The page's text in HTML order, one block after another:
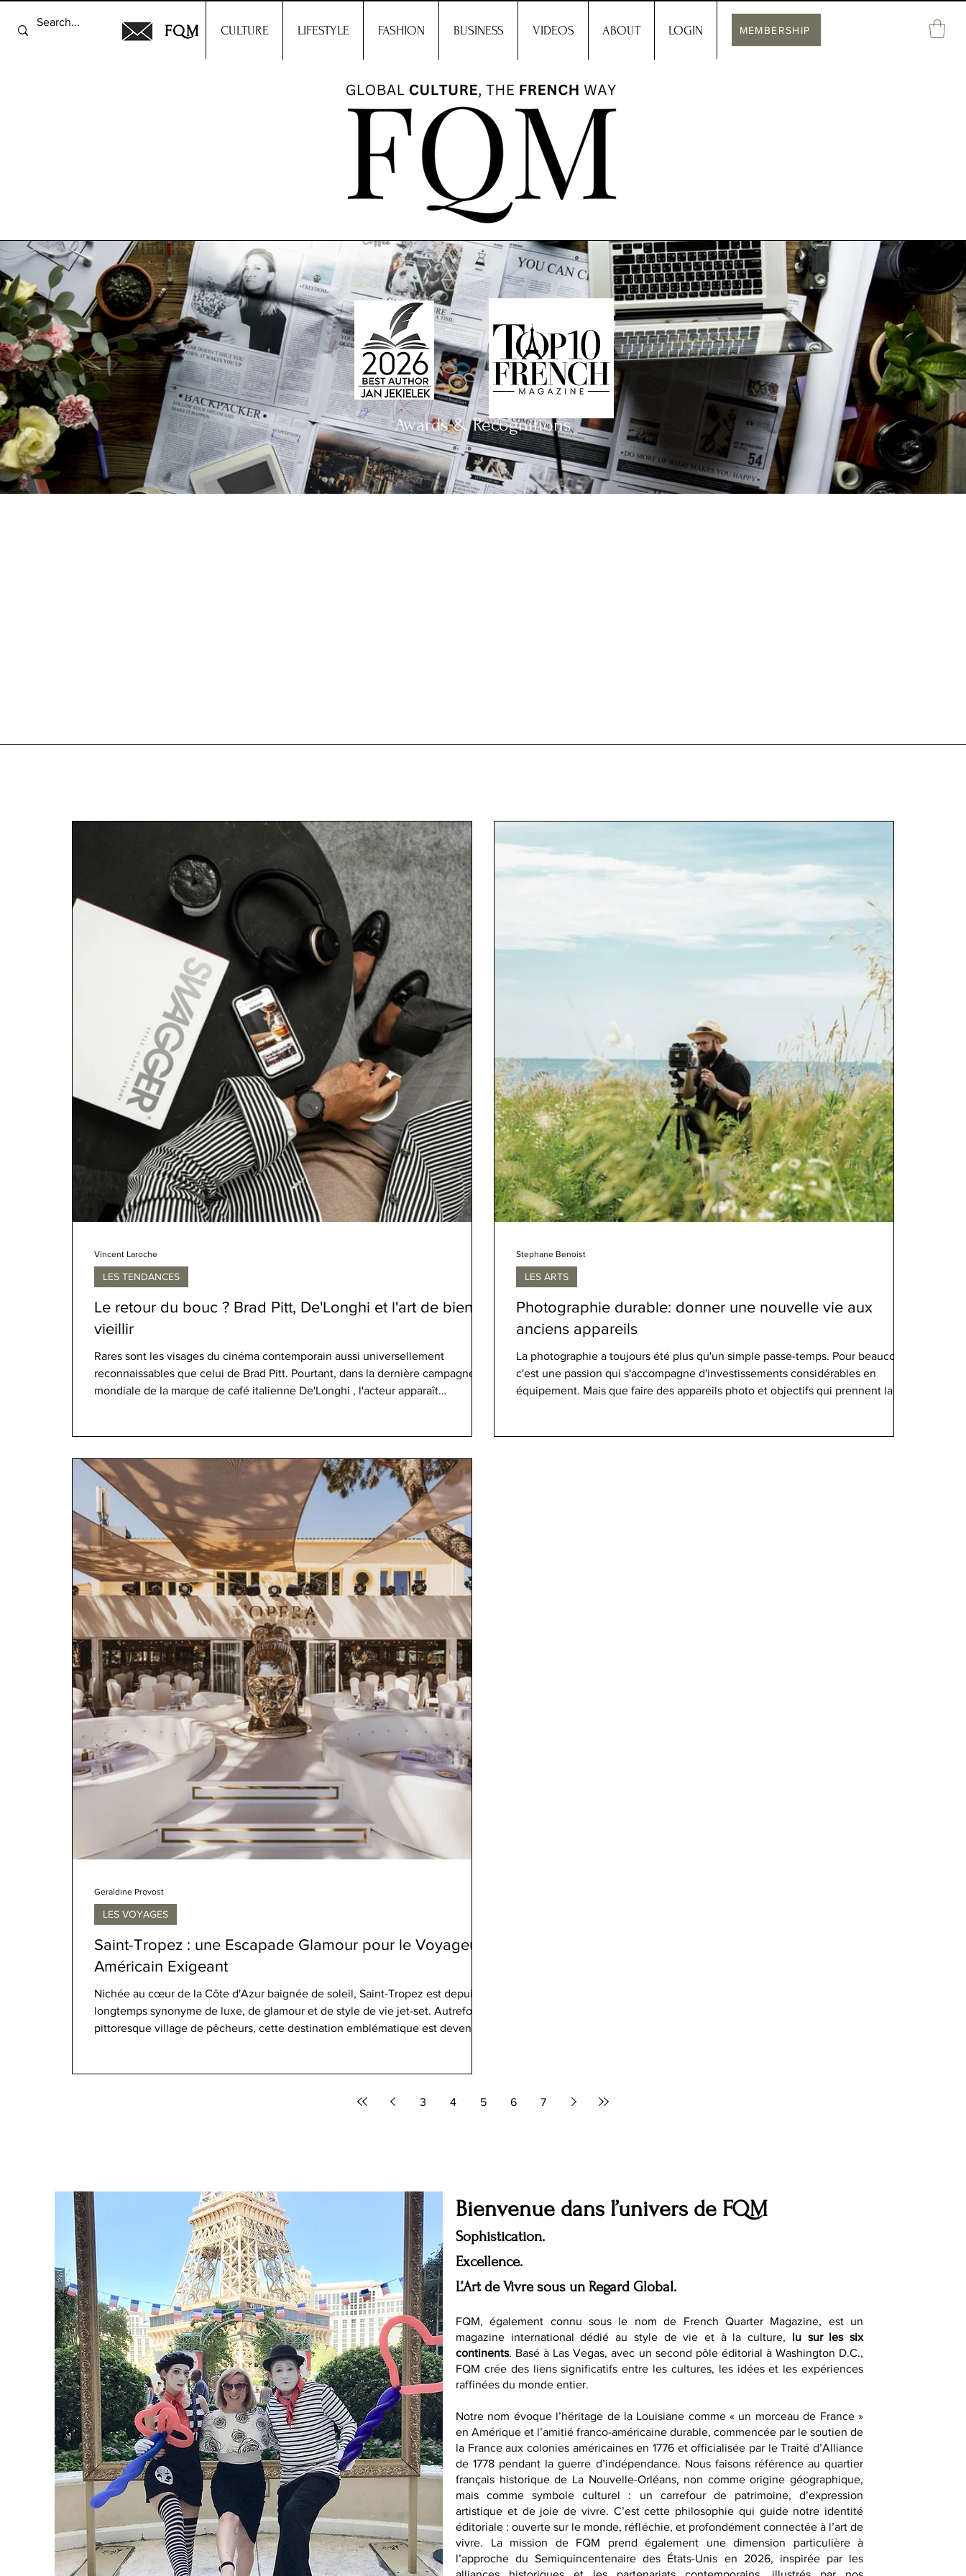
FQM CULTURE LIFESTYLE FASHION BUSINESS VIDEOS ABOUT LOGIN MEMBERSHIP
Awards & Recognitions
Le retour du bouc ? Brad Pitt, De'Longhi et l'art de bien
vieillir
Rares sont les visages du cinéma contemporain aussi universellement
reconnaissables que celui de Brad Pitt. Pourtant, dans la dernière campagne
mondiale de la marque de café italienne De'Longhi , l'acteur apparaît
aussi par ce qu'il suggère : le bouc,
LES TENDANCES
Vincent Laroche
Photographie durable: donner une nouvelle vie aux
anciens appareils
La photographie a toujours été plus qu'un simple passe-temps. Pour beaucoup,
c'est une passion qui s'accompagne d'investissements considérables en
équipement. Mais que faire des appareils photo et objectifs qui prennent la
LES ARTS
Stephane Benoist
Saint-Tropez : une Escapade Glamour pour le Voyageur
Américain Exigeant
Nichée au cœur de la Côte d'Azur baignée de soleil, Saint-Tropez est depuis
longtemps synonyme de luxe, de glamour et de style de vie jet-set. Autrefois
pittoresque village de pêcheurs, cette destination emblématique est devenue
LES VOYAGES
Geraldine Provost
3 4 5 6 7
Bienvenue dans l’univers de FQM
Sophistication.
Excellence.
L’Art de Vivre sous un Regard Global.
FQM, également connu sous le nom de French Quarter Magazine, est un
magazine international dédié au style de vie et à la culture, lu sur les six
continents. Basé à Las Vegas, avec un second pôle éditorial à Washington D.C.,
FQM crée des liens significatifs entre les cultures, les idées et les expériences
raffinées du monde entier.
Notre nom évoque l’héritage de la Louisiane comme « un morceau de France »
en Amérique et l’amitié franco-américaine durable, commencée par le soutien de
la France aux colonies américaines en 1776 et officialisée par le Traité d’Alliance
de 1778 pendant la guerre d’indépendance. Nous faisons référence au quartier
français historique de La Nouvelle-Orléans, non comme origine géographique,
mais comme symbole culturel : un carrefour de patrimoine, d’expression
artistique et de joie de vivre. C’est cette philosophie qui guide notre identité
éditoriale : ouverte sur le monde, réfléchie, et profondément connectée à l’art de
vivre. La mission de FQM prend également une dimension particulière à
l’approche du Semiquincentenaire des États-Unis en 2026, inspirée par les